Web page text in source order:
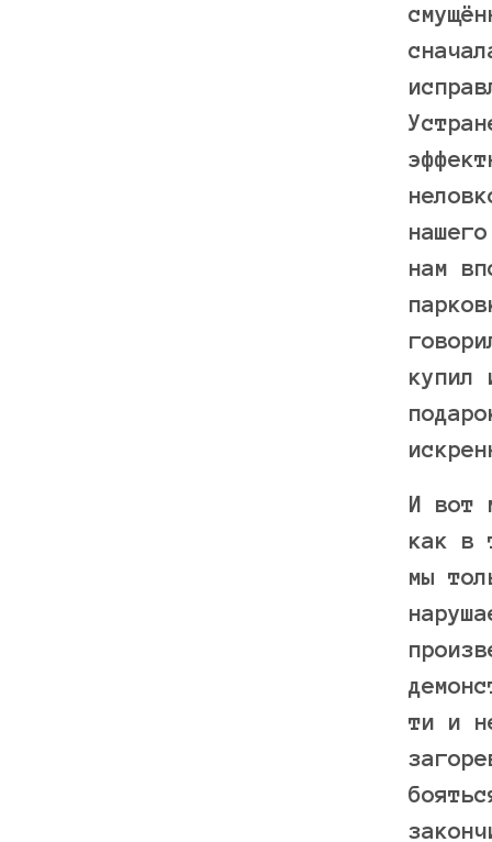
нам
купил
И вот
как в
мы
ти и